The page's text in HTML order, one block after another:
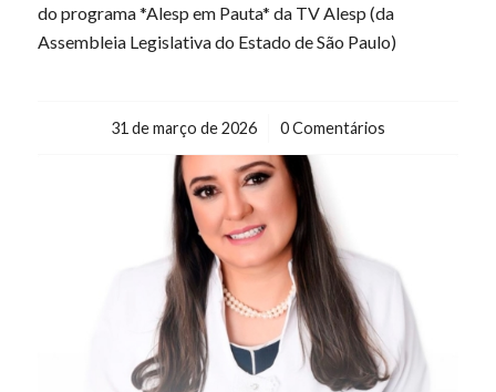
do programa *Alesp em Pauta* da TV Alesp (da
Assembleia Legislativa do Estado de São Paulo)
31 de março de 2026
/ 0 Comentários